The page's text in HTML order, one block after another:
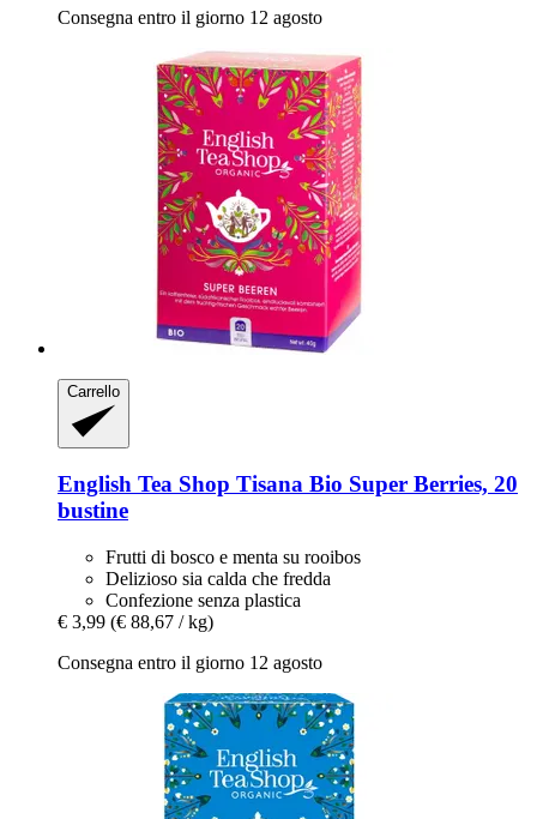
Consegna entro il giorno 12 agosto
Carrello
English Tea Shop Tisana Bio Super Berries, 20
bustine
Frutti di bosco e menta su rooibos
Delizioso sia calda che fredda
Confezione senza plastica
€ 3,99 (€ 88,67 / kg)
Consegna entro il giorno 12 agosto